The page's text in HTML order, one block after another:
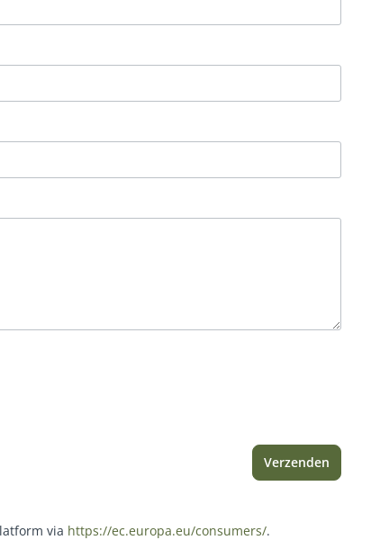
Verzenden
via https://ec.europa.eu/consumers/.